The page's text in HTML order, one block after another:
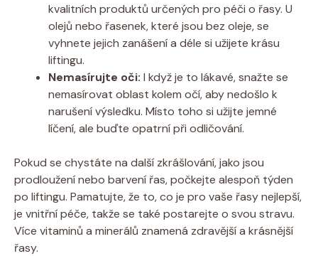
kvalitních produktů určených pro péči o řasy. U
olejů nebo řasenek, které jsou bez oleje, se
vyhnete jejich zanášení a déle si užijete krásu
liftingu.
Nemasírujte oči: I když je to lákavé, snažte se
nemasírovat oblast kolem očí, aby nedošlo k
narušení výsledku. Místo toho si užijte jemné
líčení, ale buďte opatrní při odličování.
Pokud se chystáte na další zkrášlování, jako jsou
prodloužení nebo barvení řas, počkejte alespoň týden
po liftingu. Pamatujte, že to, co je pro vaše řasy nejlepší,
je vnitřní péče, takže se také postarejte o svou stravu.
Více vitaminů a minerálů znamená zdravější a krásnější
řasy.